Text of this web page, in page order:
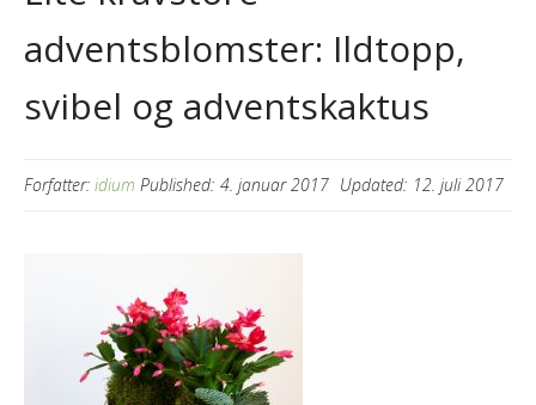
adventsblomster: Ildtopp,
svibel og adventskaktus
Forfatter: idium Published: 4. januar 2017 Updated: 12. juli 2017